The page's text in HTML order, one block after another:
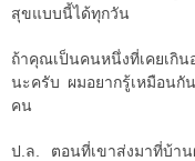
สุขแบบนี้ได้ทุกวัน
ถ้าคุณเป็นคนหนึ่งที่เคยเกิ
นะครับ ผมอยากรู้เหมือนกั
คน
ป.ล. ตอนที่เขาส่งมาที่บ้าน